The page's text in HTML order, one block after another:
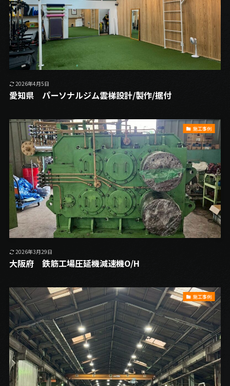
愛知県 パーソナルジム雲梯設計/製作/据付
2026年4月5日
施工事例
大阪府 鉄筋工場圧延機減速機O/H
2026年3月29日
施工事例